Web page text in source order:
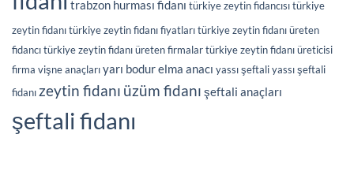
trabzon hurması fidanı türkiye zeytin fidancısıtürkiye
zeytin fidanıtürkiye zeytin fidanı fiyatlarıtürkiye zeytin fidanı üreten
fidancıtürkiye zeytin fidanı üreten firmalartürkiye zeytin fidanı üreticisi
firma vişne anaçlarıyarı bodur elma anacı yassı şeftaliyassı şeftali
fidanı zeytin fidanı üzüm fidanı şeftali anaçları
şeftali fidanı